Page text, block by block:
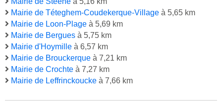
Mairie de Téteghem-Coudekerque-Village à 5,65 km
Mairie de Loon-Plage à 5,69 km
Mairie de Bergues à 5,75 km
Mairie d'Hoymille à 6,57 km
Mairie de Brouckerque à 7,21 km
Mairie de Crochte à 7,27 km
Mairie de Leffrinckoucke à 7,66 km